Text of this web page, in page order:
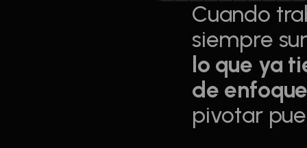
Cuando
siempre
lo que ya
de
pivotar